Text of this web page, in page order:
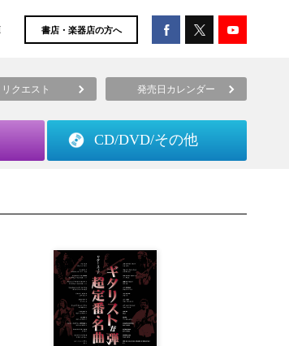
書店・楽器店の方へ
リクエスト 発売日カレンダー
CD/DVD/その他